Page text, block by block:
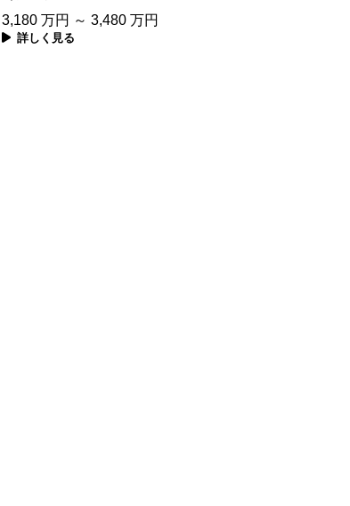
3,180 万円 ～ 3,480 万円
詳しく見る